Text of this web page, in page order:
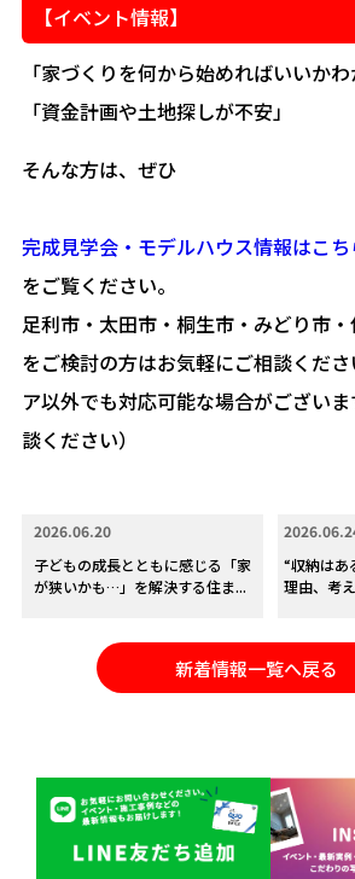
【イベント情報】
「家づくりを何から始めればいいかわ
「資金計画や土地探しが不安」
そんな方は、ぜひ
完成見学会・モデルハウス情報はこち
をご覧ください。
足利市・太田市・桐生市・みどり市
をご検討の方はお気軽にご相談くだ
ア以外でも対応可能な場合がござい
談ください）
2026.06.20
子どもの成長とともに感じる「家
が狭いかも…」を解決する住ま...
“収納は
理由、考
新着情報一覧へ戻る